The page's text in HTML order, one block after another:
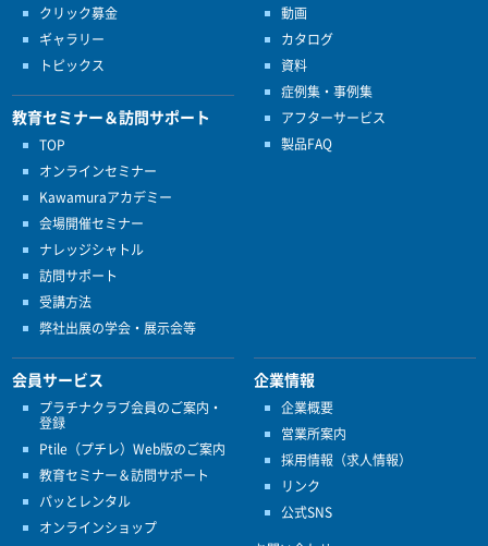
クリック募金
ギャラリー
トピックス
教育セミナー＆訪問サポート
TOP
オンラインセミナー
Kawamuraアカデミー
会場開催セミナー
ナレッジシャトル
訪問サポート
受講方法
弊社出展の学会・展示会等
動画
カタログ
資料
症例集・事例集
アフターサービス
製品FAQ
会員サービス
プラチナクラブ会員のご案内・
登録
Ptile（プチレ）Web版のご案内
教育セミナー＆訪問サポート
パッとレンタル
オンラインショップ
企業情報
企業概要
営業所案内
採用情報（求人情報）
リンク
公式SNS